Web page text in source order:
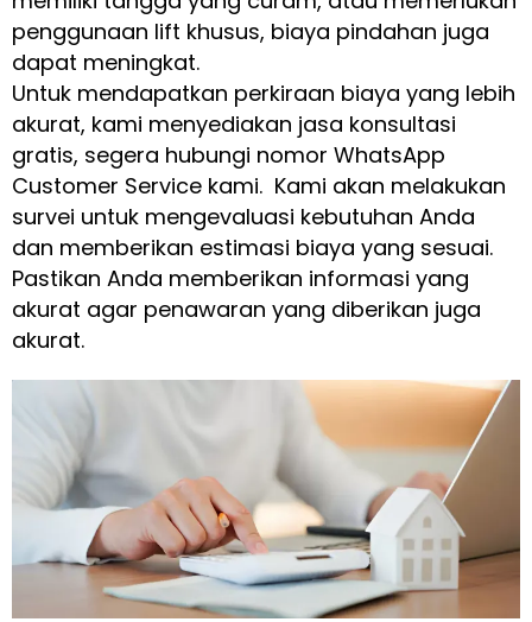
penggunaan lift khusus, biaya pindahan juga
dapat meningkat.
Untuk mendapatkan perkiraan biaya yang lebih
akurat, kami menyediakan jasa konsultasi
gratis, segera hubungi nomor WhatsApp
Customer Service kami. Kami akan melakukan
survei untuk mengevaluasi kebutuhan Anda
dan memberikan estimasi biaya yang sesuai.
Pastikan Anda memberikan informasi yang
akurat agar penawaran yang diberikan juga
akurat.